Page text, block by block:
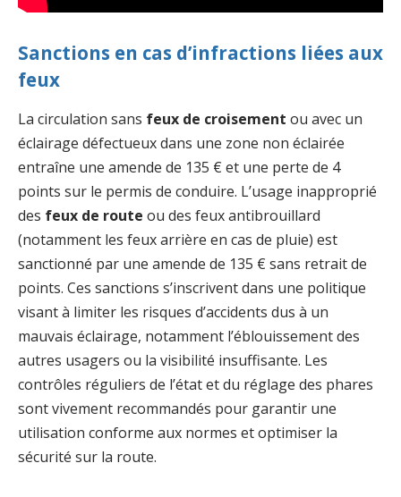
Sanctions en cas d’infractions liées aux
feux
La circulation sans feux de croisement ou avec un
éclairage défectueux dans une zone non éclairée
entraîne une amende de 135 € et une perte de 4
points sur le permis de conduire. L’usage inapproprié
des feux de route ou des feux antibrouillard
(notamment les feux arrière en cas de pluie) est
sanctionné par une amende de 135 € sans retrait de
points. Ces sanctions s’inscrivent dans une politique
visant à limiter les risques d’accidents dus à un
mauvais éclairage, notamment l’éblouissement des
autres usagers ou la visibilité insuffisante. Les
contrôles réguliers de l’état et du réglage des phares
sont vivement recommandés pour garantir une
utilisation conforme aux normes et optimiser la
sécurité sur la route.